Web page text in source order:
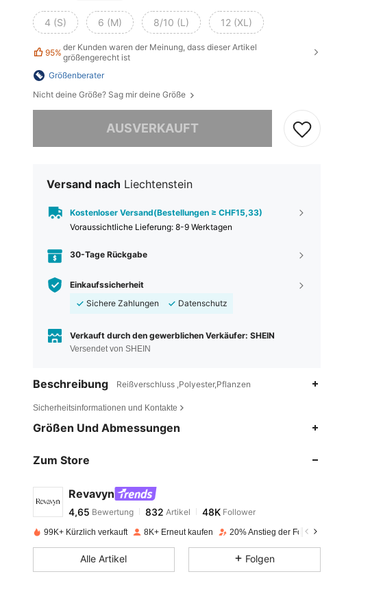
4 (S) 6 (M) 8/10 (L) 12 (XL)
95% der Kunden waren der Meinung, dass dieser Artikel
größengerecht ist
Größenberater
Nicht deine Größe? Sag mir deine Größe
AUSVERKAUFT
Versand nach Liechtenstein
Kostenloser Versand(Bestellungen ≥ CHF15,33)
Voraussichtliche Lieferung: 8-9 Werktagen
30-Tage Rückgabe
Einkaufssicherheit
Sichere Zahlungen
Datenschutz
Verkauft durch den gewerblichen Verkäufer: SHEIN
Versendet von SHEIN
Beschreibung Reißverschluss ,Polyester,Pflanzen
Sicherheitsinformationen und Kontakte
Größen Und Abmessungen
Zum Store
Revavyn
4,65
4,65 Bewertung 832
h***1bezahltVor 1 Tag
99K+ Kürzlich verkauft 8K+ Erneut kaufen 20% Anstieg der Follower
Alle Artikel Folgen